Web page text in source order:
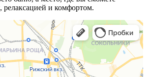
релаксацией и комфортом.